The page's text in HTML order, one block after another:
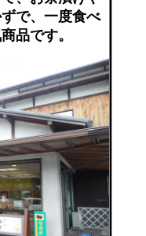
で、一度食べ
品です。